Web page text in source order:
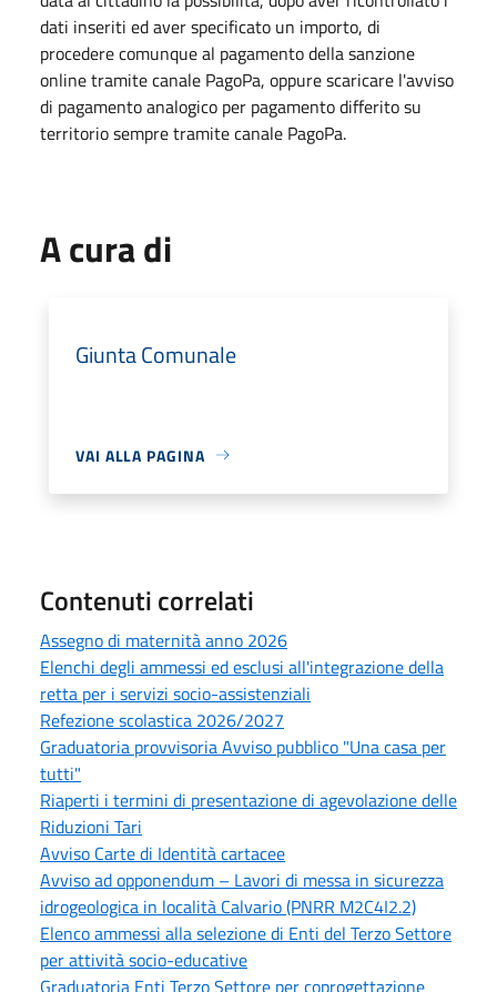
dati inseriti ed aver specificato un importo, di
procedere comunque al pagamento della sanzione
online tramite canale PagoPa, oppure scaricare l'avviso
di pagamento analogico per pagamento differito su
territorio sempre tramite canale PagoPa.
A cura di
Giunta Comunale
VAI ALLA PAGINA
Contenuti correlati
Assegno di maternità anno 2026
Elenchi degli ammessi ed esclusi all'integrazione della
retta per i servizi socio-assistenziali
Refezione scolastica 2026/2027
Graduatoria provvisoria Avviso pubblico "Una casa per
tutti"
Riaperti i termini di presentazione di agevolazione delle
Riduzioni Tari
Avviso Carte di Identità cartacee
Avviso ad opponendum – Lavori di messa in sicurezza
idrogeologica in località Calvario (PNRR M2C4I2.2)
Elenco ammessi alla selezione di Enti del Terzo Settore
per attività socio-educative
Graduatoria Enti Terzo Settore per coprogettazione